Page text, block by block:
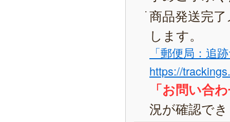
商品発送完
します。
「郵便局：追
https://
「お問い合
況が確認で